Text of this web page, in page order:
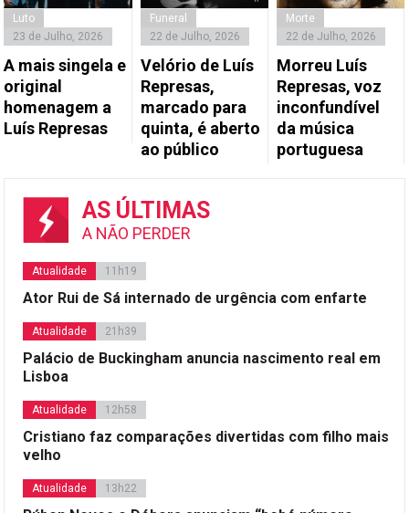
Luto
23 de Julho, 2026
A mais singela e
original
homenagem a
Luís Represas
Funeral
22 de Julho, 2026
Velório de Luís
Represas,
marcado para
quinta, é aberto
ao público
Morte
22 de Julho, 2026
Morreu Luís
Represas, voz
inconfundível
da música
portuguesa
AS ÚLTIMAS
A NÃO PERDER
Atualidade 11h19
Ator Rui de Sá internado de urgência com enfarte
Atualidade 21h39
Palácio de Buckingham anuncia nascimento real em
Lisboa
Atualidade 12h58
Cristiano faz comparações divertidas com filho mais
velho
Atualidade 13h22